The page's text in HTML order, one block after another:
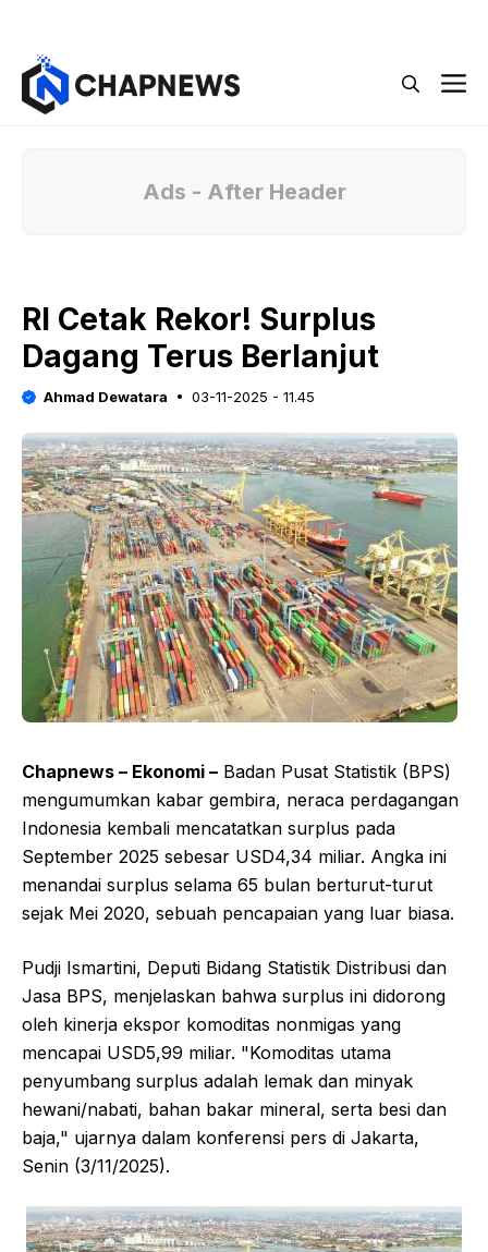
Ads - After Header
RI Cetak Rekor! Surplus
Dagang Terus Berlanjut
Ahmad Dewatara 03-11-2025 - 11.45
Chapnews – Ekonomi – Badan Pusat Statistik (BPS)
mengumumkan kabar gembira, neraca perdagangan
Indonesia kembali mencatatkan surplus pada
September 2025 sebesar USD4,34 miliar. Angka ini
menandai surplus selama 65 bulan berturut-turut
sejak Mei 2020, sebuah pencapaian yang luar biasa.
Pudji Ismartini, Deputi Bidang Statistik Distribusi dan
Jasa BPS, menjelaskan bahwa surplus ini didorong
oleh kinerja ekspor komoditas nonmigas yang
mencapai USD5,99 miliar. "Komoditas utama
penyumbang surplus adalah lemak dan minyak
hewani/nabati, bahan bakar mineral, serta besi dan
baja," ujarnya dalam konferensi pers di Jakarta,
Senin (3/11/2025).